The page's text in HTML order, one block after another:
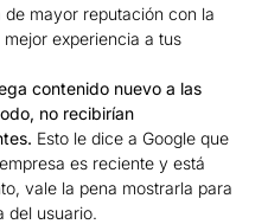
de mayor reputación con la
experiencia a tus
contenido nuevo a las
no recibirían
Esto le dice a Google que
es reciente y está
vale la pena mostrarla para
del usuario.